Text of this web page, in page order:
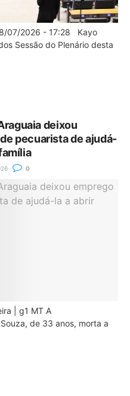
07/2026 - 17:28 Kayo
Sessão do Plenário desta
deixou
pecuarista de ajudá-
0
| g1 MT A
de 33 anos, morta a